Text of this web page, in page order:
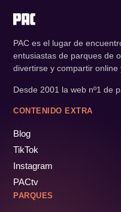
PAC es el lugar de
entusiastas de parques de
divertirse y compartir online
Desde 2001 la web nº1 de
CONTENIDO EXTRA
Blog
TikTok
Instagram
PACtv
PARQUES